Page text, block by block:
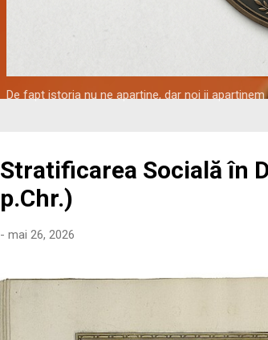
De fapt istoria nu ne apartine, dar noi ii
Stratificarea Socială în
p.Chr.)
- mai 26, 2026